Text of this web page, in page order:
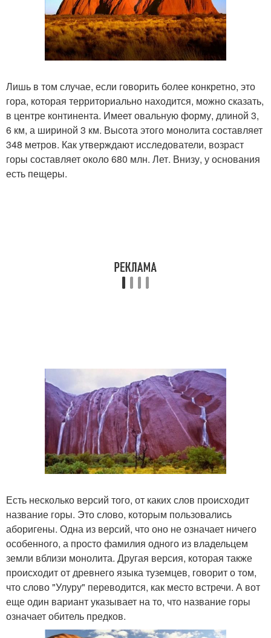
Лишь в том случае, если говорить более конкретно, это
гора, которая территориально находится, можно сказать,
в центре континента. Имеет овальную форму, длиной 3,
6 км, а шириной 3 км. Высота этого монолита составляет
348 метров. Как утверждают исследователи, возраст
горы составляет около 680 млн. Лет. Внизу, у основания
есть пещеры.
Есть несколько версий того, от каких слов происходит
название горы. Это слово, которым пользовались
аборигены. Одна из версий, что оно не означает ничего
особенного, а просто фамилия одного из владельцем
земли вблизи монолита. Другая версия, которая также
происходит от древнего языка туземцев, говорит о том,
что слово "Улуру" переводится, как место встречи. А вот
еще один вариант указывает на то, что название горы
означает обитель предков.